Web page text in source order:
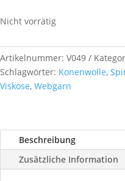
Nicht vorrätig
Artikelnummer: V049
Schlagwörter: Konenwolle,
Viskose, Webgarn
Beschreibung
Zusätzliche Information